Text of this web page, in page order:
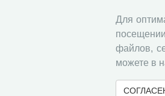
Для
файлов,
можете в